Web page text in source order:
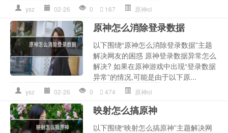
ysz 02-26 0 167 原神ol
原神怎么消除登录数据
以下围绕“原神怎么消除登录数据”主题
解决网友的困惑 原神登录数据异常怎么
解决? 如果在原神游戏中出现“登录数据
异常”的情况,可能是由于以下原...
ysz 02-26 0 474 原神ol
映射怎么搞原神
以下围绕“映射怎么搞原神”主题解决网